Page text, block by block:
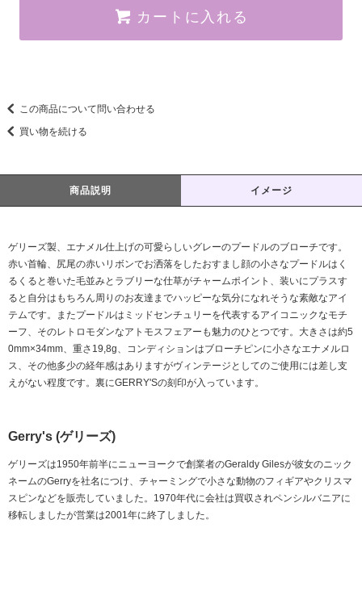
カートに入れる
この商品について問い合わせる
買い物を続ける
商品説明 イメージ
ゲリーズ製、エナメル仕上げの可愛らしいグレーのプードルのブローチです。
赤い首輪、尻尾の赤いリボンでお洒落をしたおすまし顔の小さなプードルはく
るくると巻いた毛並みとラブリーな仕草がチャームポイント、装いにプラスす
ると自分はもちろん周りのお友達までハッピーな気分になれそうな素敵なアイ
テムです。またプードルはミッドセンチュリーを代表するアイコニックなモチ
ーフ、そのレトロモダンなアトモスフェアーも魅力のひとつです。大きさは約5
0mm×34mm、重さ19,8g、コンディションはブローチピンに小さなエナメルロ
ス、その他多少の経年感はありますがヴィンテージとしてのご使用には差し支
えがない程度です。裏にGERRY'Sの刻印が入っています。
Gerry's (ゲリーズ)
ゲリーズは1950年前半にニューヨークで創業者のGeraldy Gilesが彼女のニック
ネームのGerryを社名につけ、チャーミングで小さな動物のフィギアやクリスマ
スピンなどを販売していました。1970年代に会社は買収されペンシルバニアに
移転しましたが営業は2001年に終了しました。